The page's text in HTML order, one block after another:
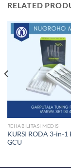
RELATED
REHABILITASI MEDIS
KURSI RODA 3-in-1
GCU